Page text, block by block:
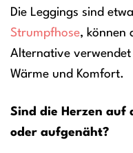
Die Leggings sind
Strumpfhose, können
Alternative
Wärme und Komfort.
Sind die Herzen auf
oder aufgenäht?